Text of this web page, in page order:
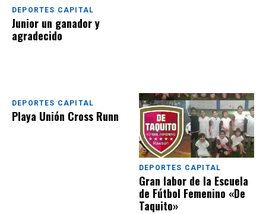
DEPORTES CAPITAL
Junior un ganador y
agradecido
DEPORTES CAPITAL
Playa Unión Cross Runn
DEPORTES CAPITAL
Gran labor de la Escuela
de Fútbol Femenino «De
Taquito»